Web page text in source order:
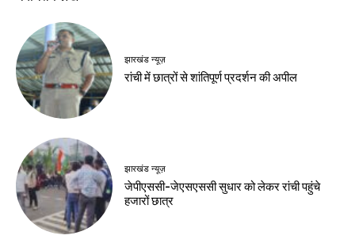
हेल्थ
व्रत के लिए घर पर तैयार
करें शुद्ध फलाहारी आटा
August 10, 2026
हेल्थ
बारिश में घर पर लगाएं 6